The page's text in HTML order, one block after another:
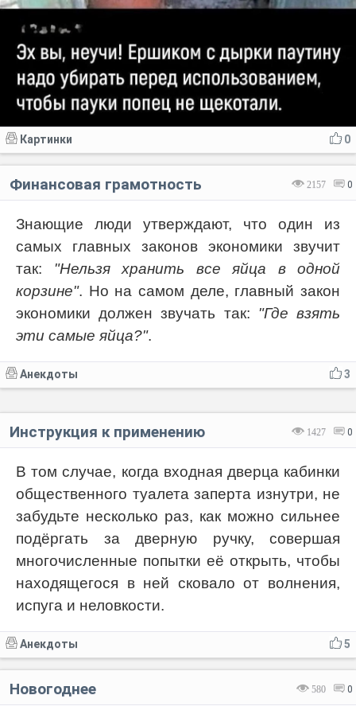
0
Картинки
2157 0
Финансовая грамотность
Знающие люди утверждают, что один из
самых главных законов экономики звучит
так: "Нельзя хранить все яйца в одной
корзине". Но на самом деле, главный закон
экономики должен звучать так: "Где взять
эти самые яйца?".
3
Анекдоты
1427 0
Инструкция к применению
В том случае, когда входная дверца кабинки
общественного туалета заперта изнутри, не
забудьте несколько раз, как можно сильнее
подёргать за дверную ручку, совершая
многочисленные попытки её открыть, чтобы
находящегося в ней сковало от волнения,
испуга и неловкости.
5
Анекдоты
580 0
Новогоднее